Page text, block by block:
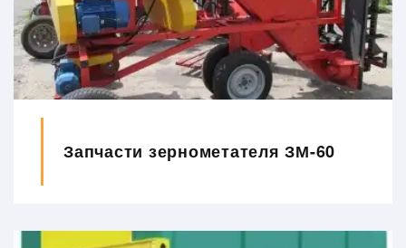
Запчасти зернометателя ЗМ-60